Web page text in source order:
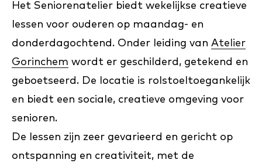
Het Seniorenatelier biedt wekelijkse creatieve
lessen voor ouderen op maandag- en
donderdagochtend. Onder leiding van Atelier
Gorinchem wordt er geschilderd, getekend en
geboetseerd. De locatie is rolstoeltoegankelijk
en biedt een sociale, creatieve omgeving voor
senioren.
De lessen zijn zeer gevarieerd en gericht op
ontspanning en creativiteit, met de